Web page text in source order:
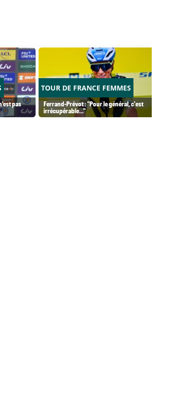
pas
TOUR DE FRANCE FEMMES
Ferrand-Prévot : "Pour le général, c'est
irrécupérable..."